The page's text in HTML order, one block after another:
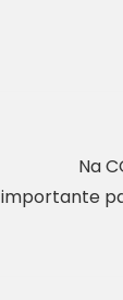
Na
importante